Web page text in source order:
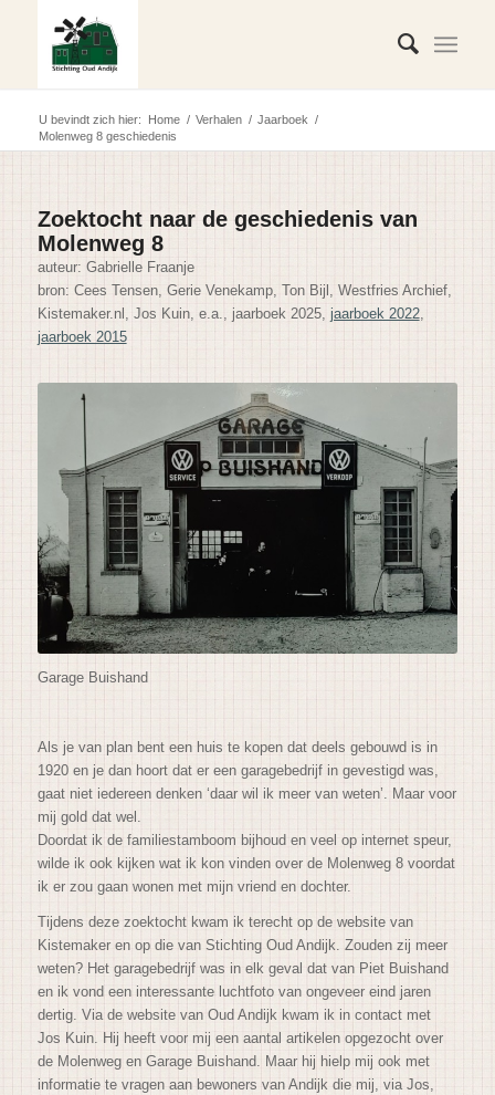
U bevindt zich hier: Home / Verhalen / Jaarboek /
Molenweg 8 geschiedenis
Zoektocht naar de geschiedenis van
Molenweg 8
auteur: Gabrielle Fraanje
bron: Cees Tensen, Gerie Venekamp, Ton Bijl, Westfries Archief,
Kistemaker.nl, Jos Kuin, e.a., jaarboek 2025, jaarboek 2022,
jaarboek 2015
Garage Buishand
Als je van plan bent een huis te kopen dat deels gebouwd is in
1920 en je dan hoort dat er een garagebedrijf in gevestigd was,
gaat niet iedereen denken ‘daar wil ik meer van weten’. Maar voor
mij gold dat wel.
Doordat ik de familiestamboom bijhoud en veel op internet speur,
wilde ik ook kijken wat ik kon vinden over de Molenweg 8 voordat
ik er zou gaan wonen met mijn vriend en dochter.
Tijdens deze zoektocht kwam ik terecht op de website van
Kistemaker en op die van Stichting Oud Andijk. Zouden zij meer
weten? Het garagebedrijf was in elk geval dat van Piet Buishand
en ik vond een interessante luchtfoto van ongeveer eind jaren
dertig. Via de website van Oud Andijk kwam ik in contact met
Jos Kuin. Hij heeft voor mij een aantal artikelen opgezocht over
de Molenweg en Garage Buishand. Maar hij hielp mij ook met
informatie te vragen aan bewoners van Andijk die mij, via Jos,